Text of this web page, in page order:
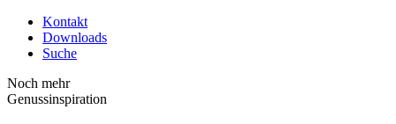
Kontakt
Downloads
Suche
Noch mehr
Genussinspiration